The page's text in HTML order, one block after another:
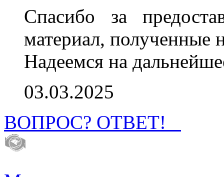
Спасибо за
материал, полученные
Надеемся на
03.03.2025
ВОПРОС? ОТВЕТ!